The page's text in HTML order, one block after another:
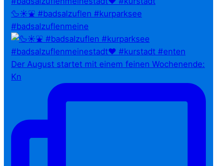
🦆☀️⛲ #badsalzuflen #kurparksee
#badsalzuflenmeine
Der August startet mit einem feinen Wochenende:
Kn